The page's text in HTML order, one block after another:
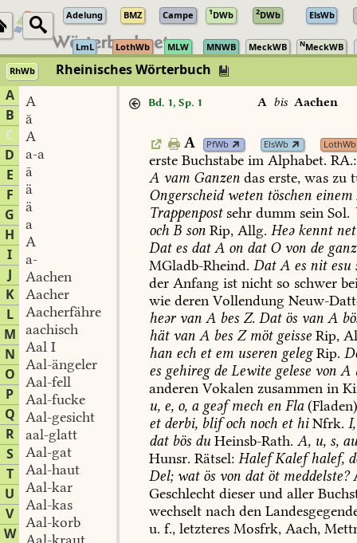
Adelung BMZ Campe 1DWb 2DWb ElsWb
LmL LothWb MLW MNWB MeckWB NMeckWB
RhWb
Rheinisches Wörterbuch
A
B
C
D
E
F
G
H
I
J
K
L
M
N
O
P
Q
R
S
T
U
V
W
A
ă
A
a-a
ā
ä
ä
a
A
a-
Aachen
Aacher
Aacherfähre
aachisch
Aal I
Aal-ängeler
Aal-fell
Aal-fucke
Aal-gesicht
aal-glatt
Aal-gat
Aal-haut
Aal-kar
Aal-kas
Aal-korb
Bd. 1, Sp. 1 A bis Aachen
A PfWb ElsWb LothWb
erste Buchstabe im Alphabet. RA.:
A vam Ganzen das erste, was zu
Ongerscheidweten töschen einem
Trappenpostsehr dumm sein Sol.
och B son Rip, Allg. Heəkenntnet
Dates datA on datOvon de
MGladb-Rheind. DatA es nitesu
der Anfang ist nicht so schwer
wie deren Vollendung Neuw-
heərvan A bes Z. Datös van A
hätvan A bes Zmötgeisse Rip,
han ech etem useren gelegRip.
es gehiregde Lewite gelese von A
anderen Vokalen zusammen in
u, e, o, ageəfmech en Fla
etderbi, blifoch noch ethiNfrk. I,
datbös du Heinsb-Rath. A, u, s,
Hunsr. Rätsel: HalefKalefhalef,
Del;watös von datötmeddelste?
Geschlecht dieser und aller
wechselt nach den
u. f., letzteres Mosfrk, Aach,